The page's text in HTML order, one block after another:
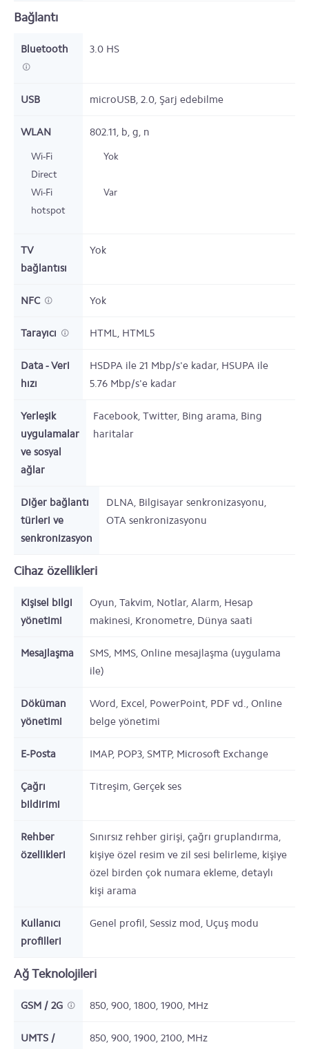
Bağlantı
Bluetooth 3.0 HS
USB microUSB, 2.0, Şarj edebilme
WLAN 802.11, b, g, n
Wi-Fi
Direct
Yok
Wi-Fi
hotspot
Var
TV
bağlantısı
Yok
NFC Yok
Tarayıcı HTML, HTML5
Data - Veri
hızı
HSDPA ile 21 Mbp/s'e kadar, HSUPA ile
5.76 Mbp/s'e kadar
Yerleşik
uygulamalar
ve sosyal
ağlar
Facebook, Twitter, Bing arama, Bing
haritalar
Diğer bağlantı
türleri ve
senkronizasyon
DLNA, Bilgisayar senkronizasyonu,
OTA senkronizasyonu
Cihaz özellikleri
Kişisel bilgi
yönetimi
Oyun, Takvim, Notlar, Alarm, Hesap
makinesi, Kronometre, Dünya saati
Mesajlaşma
SMS, MMS, Online mesajlaşma (uygulama
ile)
Döküman
yönetimi
Word, Excel, PowerPoint, PDF vd., Online
belge yönetimi
E-Posta IMAP, POP3, SMTP, Microsoft Exchange
Çağrı
bildirimi
Titreşim, Gerçek ses
Rehber
özellikleri
Sınırsız rehber girişi, çağrı gruplandırma,
kişiye özel resim ve zil sesi belirleme, kişiye
özel birden çok numara ekleme, detaylı
kişi arama
Kullanıcı
profilleri
Genel profil, Sessiz mod, Uçuş modu
Ağ Teknolojileri
GSM / 2G 850, 900, 1800, 1900, MHz
UMTS /
850, 900, 1900, 2100, MHz